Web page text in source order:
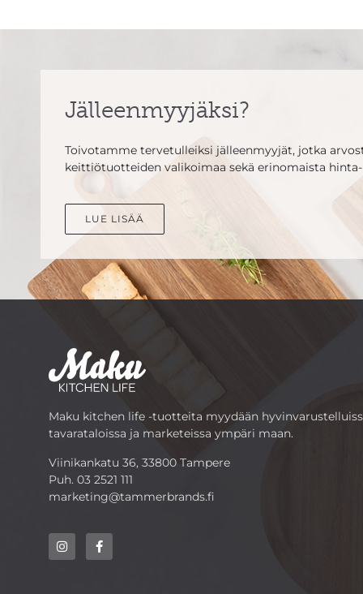
Jälleenmyyjäksi?
Toivotamme tervetulleiksi jälleenmyyjät, jotka
keittiötuotteiden valikoimaa sekä erinomaista
LUE LISÄÄ
Maku kitchen life -tuotteita myydään
tavarataloissa ja marketeissa ympäri maan.
Viinikankatu 36, 33800 Tampere
Puh. 03 2521 111
marketing@tammerbrands.fi